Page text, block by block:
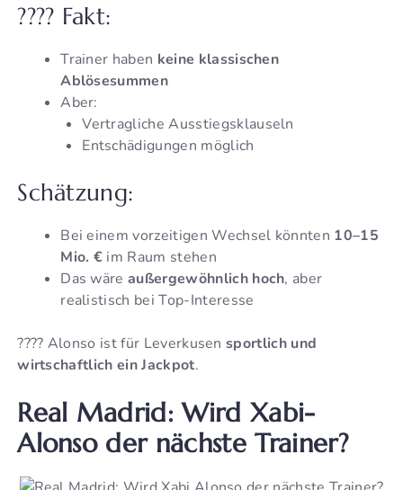
???? Fakt:
Trainer haben keine klassischen
Ablösesummen
Aber:
Vertragliche Ausstiegsklauseln
Entschädigungen möglich
Schätzung:
Bei einem vorzeitigen Wechsel könnten 10–15
Mio. € im Raum stehen
Das wäreaußergewöhnlich hoch, aber
realistisch bei Top-Interesse
???? Alonso ist für Leverkusensportlich und
wirtschaftlich ein Jackpot.
Real Madrid: Wird Xabi-
Alonso der nächste Trainer?